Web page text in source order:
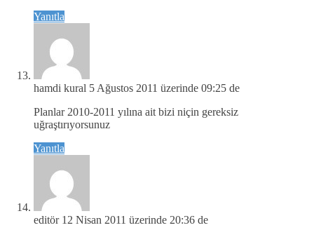
Yanıtla
hamdi kural 5 Ağustos 2011 üzerinde 09:25 de
Planlar 2010-2011 yılına ait bizi niçin gereksiz
uğraştırıyorsunuz
Yanıtla
editör 12 Nisan 2011 üzerinde 20:36 de